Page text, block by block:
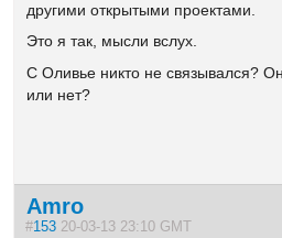
другими открытыми проектами.
Это я так, мысли вслух.
С Оливье никто не связывался?
или нет?
Amro
#153 20-03-13 23:10 GMT